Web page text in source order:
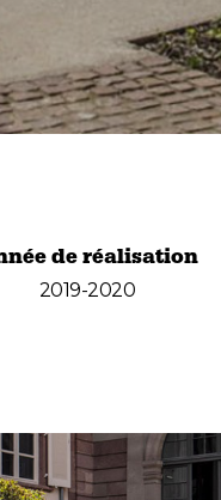
de réalisation
2019-2020